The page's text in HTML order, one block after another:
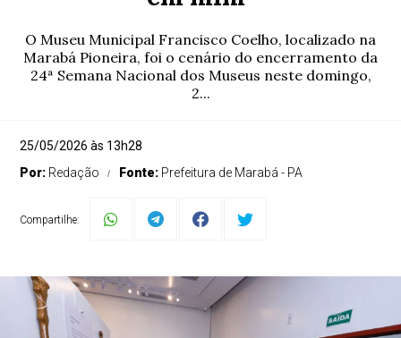
O Museu Municipal Francisco Coelho, localizado na
Marabá Pioneira, foi o cenário do encerramento da
24ª Semana Nacional dos Museus neste domingo,
2...
25/05/2026 às 13h28
Por: Redação Fonte: Prefeitura de Marabá - PA
Compartilhe: